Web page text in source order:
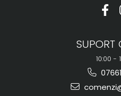
SUPORT
10:00 -